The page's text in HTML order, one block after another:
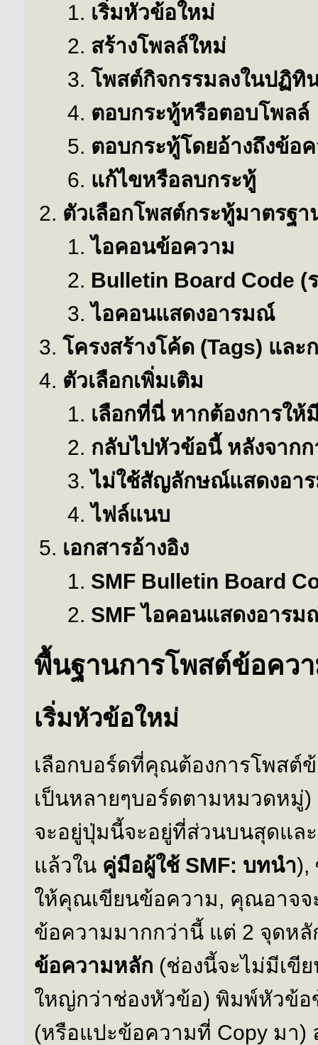
เริ่มหัวข้อใหม่
สร้างโพลล์ใหม่
โพสต์กิจกรรมลงในปฏิทิ
ตอบกระทู้หรือตอบโพลล์
ตอบกระทู้โดยอ้างถึงข้อ
แก้ไขหรือลบกระทู้
ตัวเลือกโพสต์กระทู้มาตรฐา
ไอคอนข้อความ
Bulletin Board Code (
ไอคอนแสดงอารมณ์
โครงสร้างโค้ด (Tags) แล
ตัวเลือกเพิ่มเติม
เลือกที่นี่ หากต้องการใ
กลับไปหัวข้อนี้ หลังจากก
ไม่ใช้สัญลักษณ์แสดงอา
ไฟล์แนบ
เอกสารอ้างอิง
SMF Bulletin Board
SMF ไอคอนแสดงอารม
พื้นฐานการโพสต์ข้อคว
เริ่มหัวข้อใหม่
เลือกบอร์ดที่คุณต้องการโพสต์
เป็นหลายๆบอร์ดตามหมวดหมู่
จะอยู่ปุ่มนี้จะอยู่ที่ส่วนบนสุดแล
แล้วใน คู่มือผู้ใช้ SMF: บทนำ),
ให้คุณเขียนข้อความ, คุณอาจจ
ข้อความมากกว่านี้ แต่ 2 จุดห
ข้อความหลัก (ช่องนี้จะไม่มีเขี
ใหญ่กว่าช่องหัวข้อ) พิมพ์หัวข้
(หรือแปะข้อความที่ Copy มา